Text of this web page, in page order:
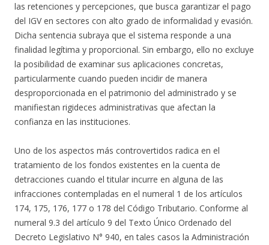
las retenciones y percepciones, que busca garantizar el pago
del IGV en sectores con alto grado de informalidad y evasión.
Dicha sentencia subraya que el sistema responde a una
finalidad legítima y proporcional. Sin embargo, ello no excluye
la posibilidad de examinar sus aplicaciones concretas,
particularmente cuando pueden incidir de manera
desproporcionada en el patrimonio del administrado y se
manifiestan rigideces administrativas que afectan la
confianza en las instituciones.
Uno de los aspectos más controvertidos radica en el
tratamiento de los fondos existentes en la cuenta de
detracciones cuando el titular incurre en alguna de las
infracciones contempladas en el numeral 1 de los artículos
174, 175, 176, 177 o 178 del Código Tributario. Conforme al
numeral 9.3 del artículo 9 del Texto Único Ordenado del
Decreto Legislativo N° 940, en tales casos la Administración